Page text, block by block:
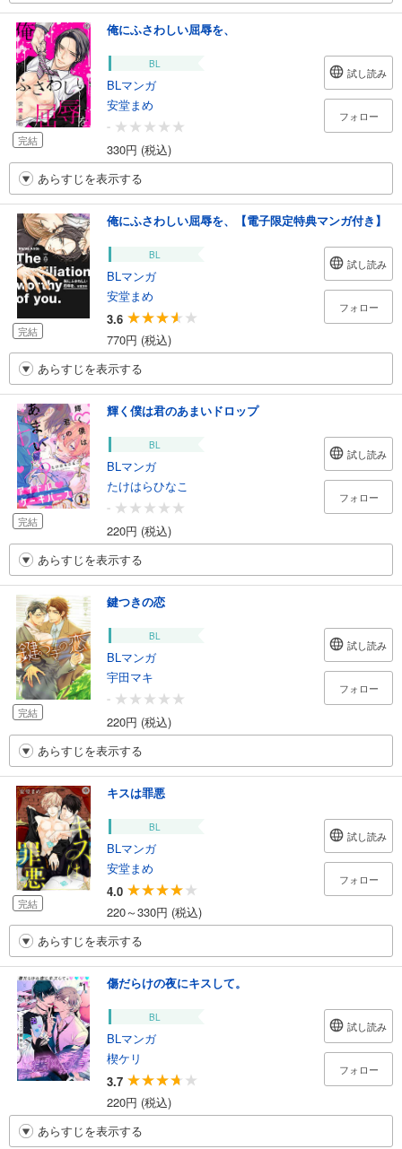
完結
俺にふさわしい屈辱を、
BL
BLマンガ
安堂まめ
-
330円 (税込)
試し読み
フォロー
あらすじを表示する
完結
俺にふさわしい屈辱を、【電子限定特典マンガ付き】
BL
BLマンガ
安堂まめ
3.6
770円 (税込)
試し読み
フォロー
あらすじを表示する
完結
輝く僕は君のあまいドロップ
BL
BLマンガ
たけはらひなこ
-
220円 (税込)
試し読み
フォロー
あらすじを表示する
完結
鍵つきの恋
BL
BLマンガ
宇田マキ
-
220円 (税込)
試し読み
フォロー
あらすじを表示する
完結
キスは罪悪
BL
BLマンガ
安堂まめ
4.0
220～330円 (税込)
試し読み
フォロー
あらすじを表示する
傷だらけの夜にキスして。
BL
BLマンガ
楔ケリ
3.7
220円 (税込)
試し読み
フォロー
あらすじを表示する